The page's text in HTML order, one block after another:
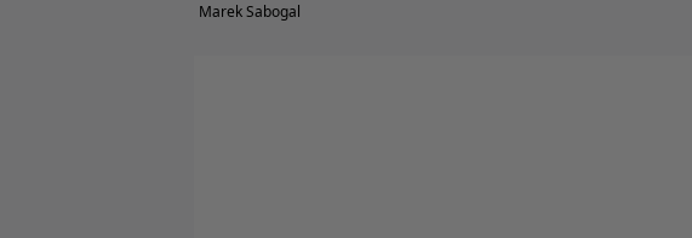
Marek Sabogal